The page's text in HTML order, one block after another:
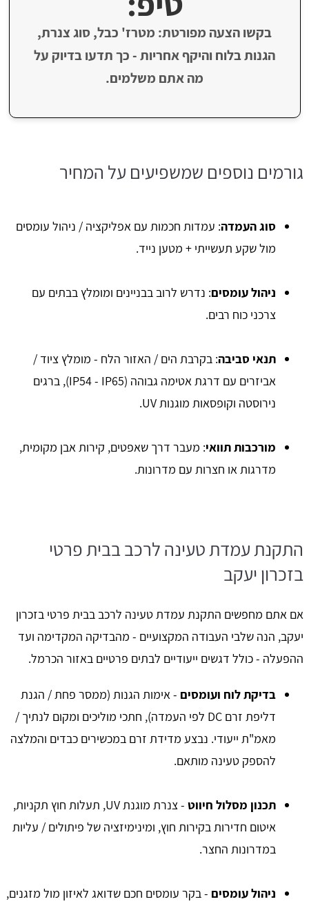
בקשו הצעה מפורטת: מטרז' כבל, סוג צנרת,
הגנות בלוח והיקף אחריות - כך תדעו בדיוק על
מה אתם משלמים.
גורמים נוספים שמשפיעים על המחיר
סוג העמדה: עמדות חכמות עם אפליקציה / ניהול עומסים
מול שקע תעשייתי + מטען נייד.
ניהול עומסים: נדרש לרוב בבניינים ומומלץ בבתים עם
צרכני כוח רבים.
תנאי סביבה: בקרבת הים / האזור הלח - מומלץ ציוד /
אביזרים עם דרגת אטימה גבוהה (IP54 - IP65), ברגים
נירוסטה וקופסאות מוגנות UV.
מורכבות תוואי: מעבר דרך שאפטים, קירות אבן מקומית,
מדרגות או חצרות עם מדרונות.
התקנת עמדת טעינה לרכב בבית פרטי
בזכרון יעקב
אם אתם מחפשים התקנת עמדת טעינה לרכב בבית פרטי בזכרון
יעקב, הנה שלבי העבודה המקצועיים - מהבדיקה המקדימה ועד
ההפעלה - כולל דגשים ייעודיים לבתים פרטיים באזור הכרמל.
בדיקת לוח ועומסים - אימות הגנות (ממסר פחת / הגנת
דליפת זרם DC לפי העמדה), חתכי מוליכים ומקום לנתיך /
מאמ"ת ייעודי. נבצע מדידת זרם במכשירים כבדים והמלצה
להספק טעינה מותאם.
תכנון מסלול חיווט
- צנרת מוגנת UV, תעלות חוץ תקניות,
איטום חדירות בקירות חוץ, ומינימיזציה של פיתולים / עליות
במדרונות החצר.
ניהול עומסים - בקר עומסים חכם שדואג לאיזון מול מזגנים,